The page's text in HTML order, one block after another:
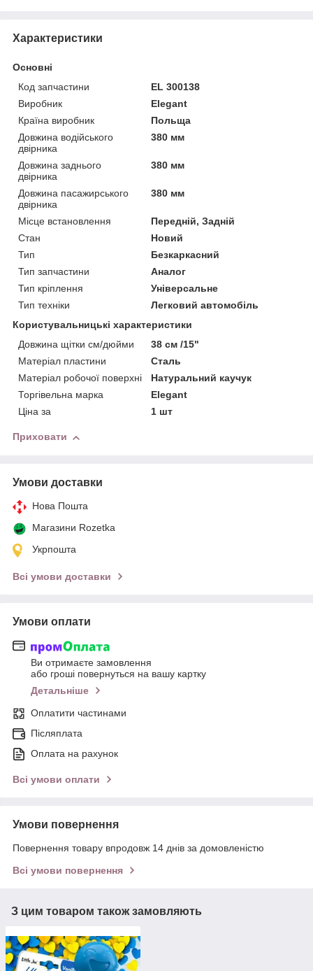
Характеристики
Основні
Код запчастини
EL 300138
Виробник
Elegant
Країна виробник
Польща
Довжина водійського
двірника
380 мм
Довжина заднього
двірника
380 мм
Довжина пасажирського
двірника
380 мм
Місце встановлення
Передній, Задній
Стан
Новий
Тип
Безкаркасний
Тип запчастини
Аналог
Тип кріплення
Універсальне
Тип техніки
Легковий автомобіль
Користувальницькі характеристики
Довжина щітки см/дюйми
38 см /15"
Матеріал пластини
Сталь
Матеріал робочої поверхні
Натуральний каучук
Торгівельна марка
Elegant
Ціна за
1 шт
Приховати
Умови доставки
Нова Пошта
Магазини Rozetka
Укрпошта
Всі умови доставки
Умови оплати
Ви отримаєте замовлення
або гроші повернуться на вашу картку
Детальніше
Оплатити частинами
Післяплата
Оплата на рахунок
Всі умови оплати
Умови повернення
Повернення товару впродовж 14 днів за домовленістю
Всі умови повернення
З цим товаром також замовляють